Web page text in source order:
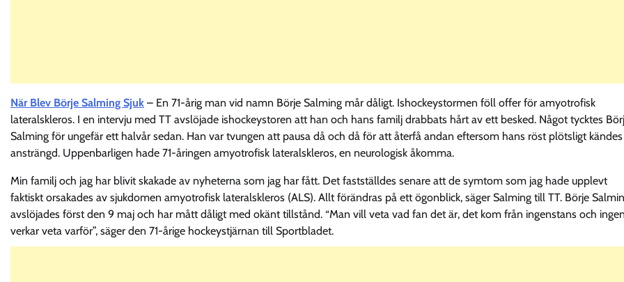
När Blev Börje Salming Sjuk – En 71-årig man vid namn Börje Salming mår dåligt. Ishockeystormen föll offer för amyotrofisk
lateralskleros. I en intervju med TT avslöjade ishockeystoren att han och hans familj drabbats hårt av ett besked. Något tycktes
Salming för ungefär ett halvår sedan. Han var tvungen att pausa då och då för att återfå andan eftersom hans röst plötsligt kändes
ansträngd. Uppenbarligen hade 71-åringen amyotrofisk lateralskleros, en neurologisk åkomma.
Min familj och jag har blivit skakade av nyheterna som jag har fått. Det fastställdes senare att de symtom som jag hade upplevt
faktiskt orsakades av sjukdomen amyotrofisk lateralskleros (ALS). Allt förändras på ett ögonblick, säger Salming till TT. Börje
avslöjades först den 9 maj och har mått dåligt med okänt tillstånd. “Man vill veta vad fan det är, det kom från ingenstans och
verkar veta varför”, säger den 71-årige hockeystjärnan till Sportbladet.